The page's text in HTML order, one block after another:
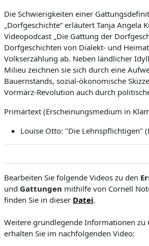
Die Schwierigkeiten einer
„Dorfgeschichte“ erläutert Tanja Angela
Videopodcast „Die Gattung der
Dorfgeschichten von Dialekt- und
Volkserzählung ab. Neben ländlicher
Milieu zeichnen sie sich durch eine
Bauernstands, sozial-ökonomische
Vormärz-Revolution auch durch
Primärtext (Erscheinungsmedium in
Louise Otto: "Die Lehnspflichtigen"
Bearbeiten Sie folgende Videos zu den
und Gattungen mithilfe von Cornell
finden Sie in dieser Datei.
Weitere grundlegende Informationen zu
erhalten Sie im nachfolgenden Video: